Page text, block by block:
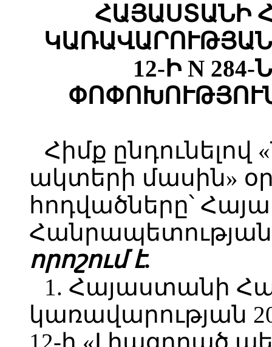
ՀԱՅԱՍՏԱՆԻ
ԿԱՌԱՎԱՐՈՒԹՅԱՆ
12-Ի N
Հիմք
ակտերի մասին»
հոդվածները՝
Հանրապետության
որոշում է.
1. Հայաստանի
կառավարության